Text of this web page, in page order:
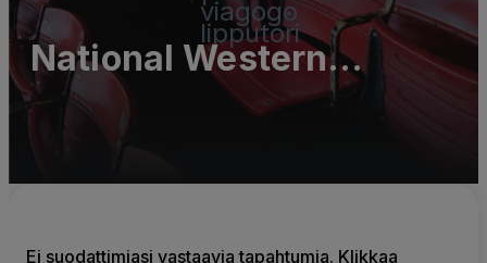
viagogo
lipputori
National Western
Complex (InActive)
Ei suodattimiasi vastaavia tapahtumia. Klikkaa